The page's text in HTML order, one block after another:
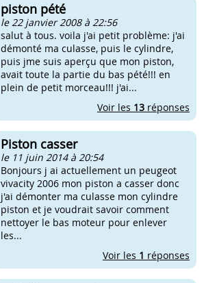
piston pété
le 22 janvier 2008 à 22:56
salut à tous. voila j'ai petit problème: j'ai
démonté ma culasse, puis le cylindre,
puis jme suis aperçu que mon piston,
avait toute la partie du bas pété!!! en
plein de petit morceau!!! j'ai...
Voir les 13 réponses
Piston casser
le 11 juin 2014 à 20:54
Bonjours j ai actuellement un peugeot
vivacity 2006 mon piston a casser donc
j'ai démonter ma culasse mon cylindre
piston et je voudrait savoir comment
nettoyer le bas moteur pour enlever
les...
Voir les 1 réponses